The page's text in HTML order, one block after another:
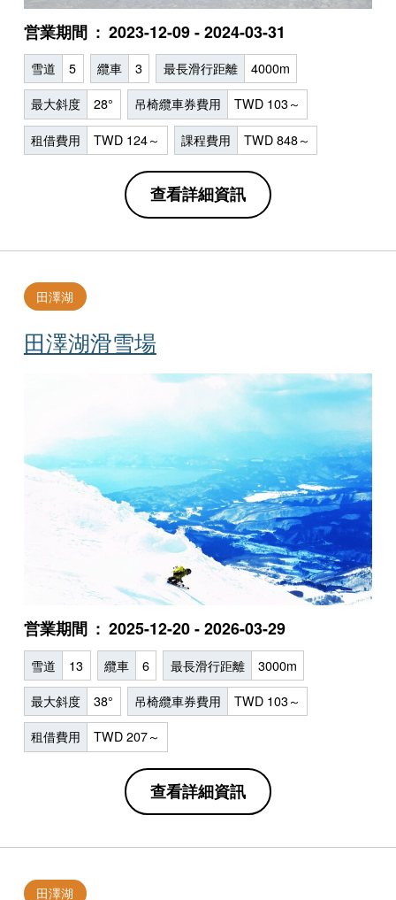
営業期間 2023-12-09 - 2024-03-31
雪道 5 纜車 3 最長滑行距離 4000m
最大斜度 28° 吊椅纜車券費用 TWD 103～
租借費用 TWD 124～ 課程費用 TWD 848～
查看詳細資訊
田澤湖滑雪場
田澤湖
営業期間 2025-12-20 - 2026-03-29
雪道 13 纜車 6 最長滑行距離 3000m
最大斜度 38° 吊椅纜車券費用 TWD 103～
租借費用 TWD 207～
查看詳細資訊
田澤湖